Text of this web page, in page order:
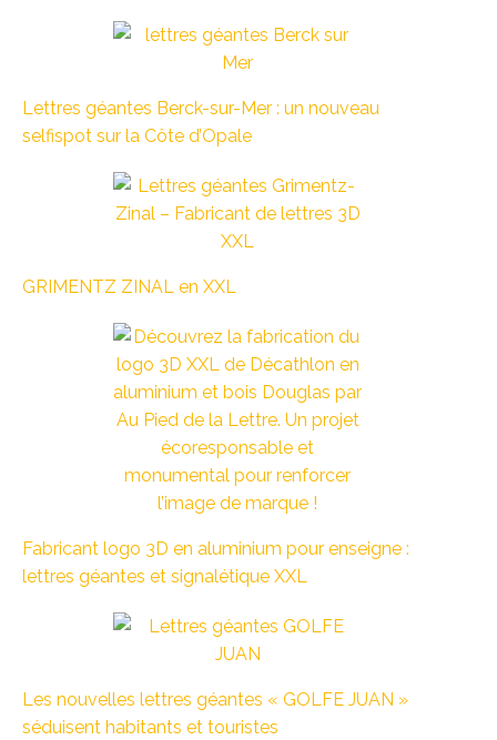
Lettres géantes Berck-sur-Mer : un nouveau
selfispot sur la Côte d’Opale
GRIMENTZ ZINAL en XXL
Fabricant logo 3D en aluminium pour enseigne :
lettres géantes et signalétique XXL
Les nouvelles lettres géantes « GOLFE JUAN »
séduisent habitants et touristes